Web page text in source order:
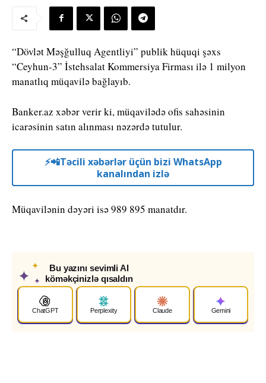
“Dövlət Məşğulluq Agentliyi” publik hüquqi şəxs
“Ceyhun-3” İstehsalat Kommersiya Firması ilə 1 milyon
manatlıq müqavilə bağlayıb.
Banker.az xəbər verir ki, müqavilədə ofis sahəsinin
icarəsinin satın alınması nəzərdə tutulur.
⚡️📲Təcili xəbərlər üçün bizi WhatsApp
kanalından izlə
Müqavilənin dəyəri isə 989 895 manatdır.
✦
✦
✦
Bu yazını sevimli AI
köməkçinizlə qısaldın
ChatGPT Perplexity Claude Gemini